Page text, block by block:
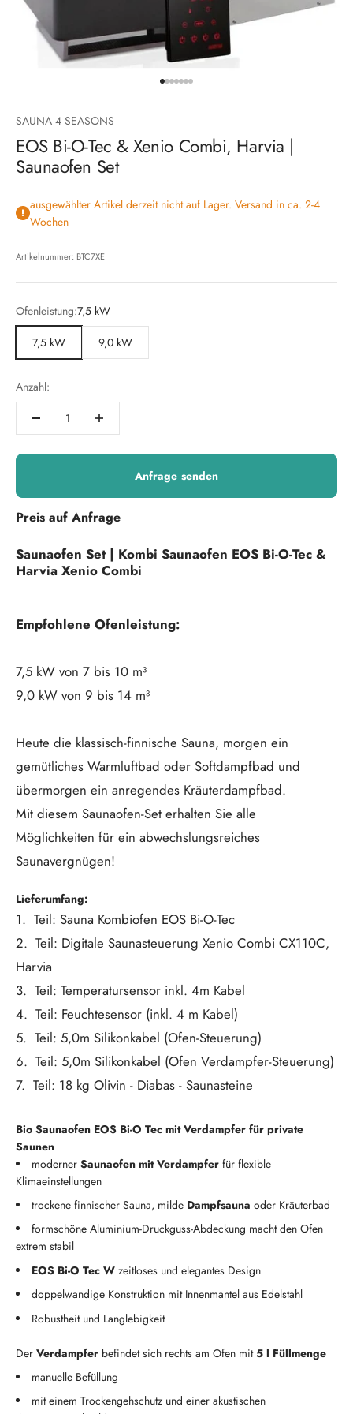
Gehe zu Element 1
Gehe zu Element 2
Gehe zu Element 3
Gehe zu Element 4
Gehe zu Element 5
Gehe zu Element 6
Gehe zu Element 7
SAUNA 4 SEASONS
EOS Bi-O-Tec & Xenio Combi, Harvia |
Saunaofen Set
ausgewählter Artikel derzeit nicht auf Lager. Versand in ca. 2-4
Wochen
Artikelnummer: BTC7XE
Ofenleistung:7,5 kW
7,5 kW
9,0 kW
Anzahl:
Anfrage senden
Preis auf Anfrage
Saunaofen Set | Kombi Saunaofen EOS Bi-O-Tec &
Harvia Xenio Combi
Empfohlene Ofenleistung:
7,5 kW von 7 bis 10 m³
9,0 kW von 9 bis 14 m³
Heute die klassisch-finnische Sauna, morgen ein
gemütliches Warmluftbad oder Softdampfbad und
übermorgen ein anregendes Kräuterdampfbad.
Mit diesem Saunaofen-Set erhalten Sie alle
Möglichkeiten für ein abwechslungsreiches
Saunavergnügen!
Lieferumfang:
1. Teil: Sauna Kombiofen EOS Bi-O-Tec
2. Teil: Digitale Saunasteuerung Xenio Combi CX110C,
Harvia
3. Teil: Temperatursensor inkl. 4m Kabel
4. Teil: Feuchtesensor (inkl. 4 m Kabel)
5. Teil: 5,0m Silikonkabel (Ofen-Steuerung)
6. Teil: 5,0m Silikonkabel (Ofen Verdampfer-Steuerung)
7. Teil: 18 kg Olivin - Diabas - Saunasteine
Bio Saunaofen EOS Bi-O Tec mit Verdampfer für private
Saunen
moderner Saunaofen mit Verdampfer für flexible
Klimaeinstellungen
trockene finnischer Sauna, milde Dampfsauna oder Kräuterbad
formschöne Aluminium-Druckguss-Abdeckung macht den Ofen
extrem stabil
EOS Bi-O Tec W zeitloses und elegantes Design
doppelwandige Konstruktion mit Innenmantel aus Edelstahl
Robustheit und Langlebigkeit
Der Verdampfer befindet sich rechts am Ofen mit5 l Füllmenge
manuelle Befüllung
mit einem Trockengehschutz und einer akustischen